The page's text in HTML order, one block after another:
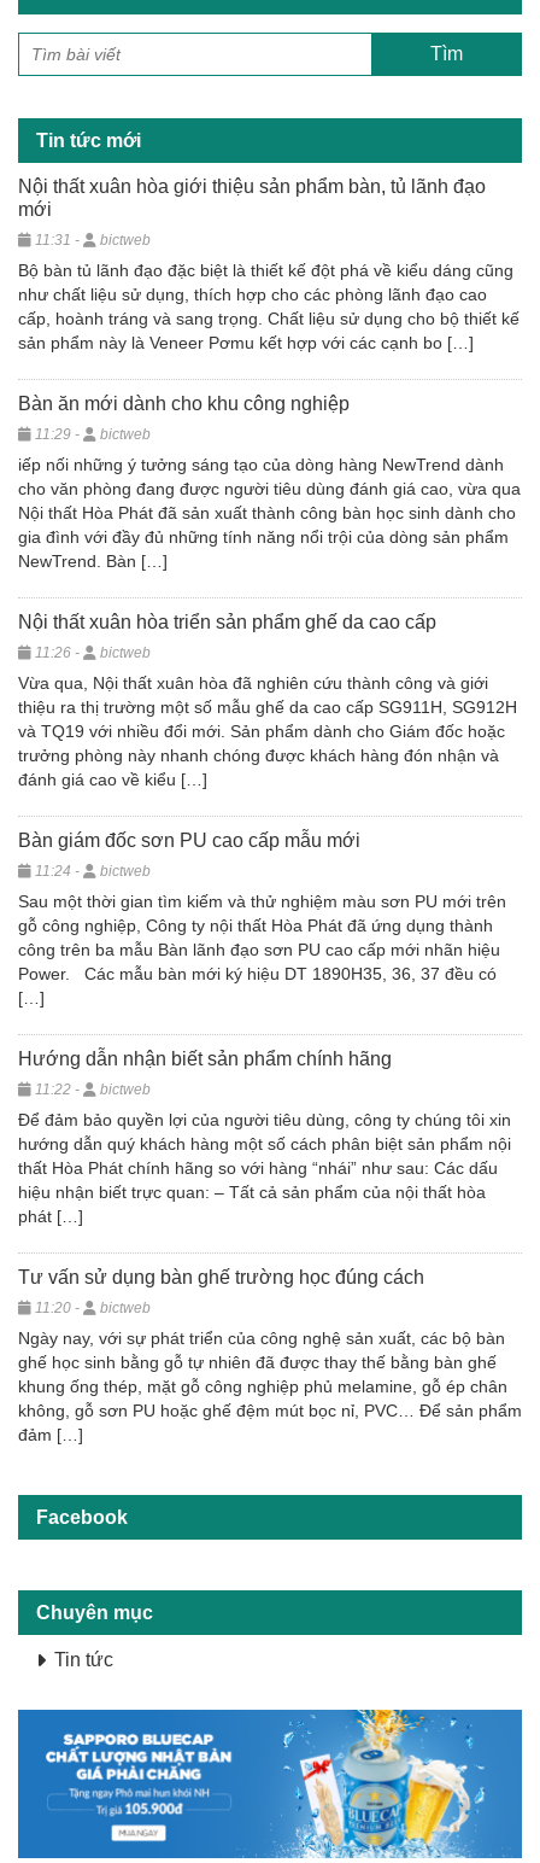
Tin tức mới
Nội thất xuân hòa giới thiệu sản phẩm bàn, tủ lãnh đạo
mới
11:31 - bictweb
Bộ bàn tủ lãnh đạo đặc biệt là thiết kế đột phá về kiểu dáng cũng
như chất liệu sử dụng, thích hợp cho các phòng lãnh đạo cao
cấp, hoành tráng và sang trọng. Chất liệu sử dụng cho bộ thiết kế
sản phẩm này là Veneer Pơmu kết hợp với các cạnh bo […]
Bàn ăn mới dành cho khu công nghiệp
11:29 - bictweb
iếp nối những ý tưởng sáng tạo của dòng hàng NewTrend dành
cho văn phòng đang được người tiêu dùng đánh giá cao, vừa qua
Nội thất Hòa Phát đã sản xuất thành công bàn học sinh dành cho
gia đình với đầy đủ những tính năng nổi trội của dòng sản phẩm
NewTrend. Bàn […]
Nội thất xuân hòa triển sản phẩm ghế da cao cấp
11:26 - bictweb
Vừa qua, Nội thất xuân hòa đã nghiên cứu thành công và giới
thiệu ra thị trường một số mẫu ghế da cao cấp SG911H, SG912H
và TQ19 với nhiều đổi mới. Sản phẩm dành cho Giám đốc hoặc
trưởng phòng này nhanh chóng được khách hàng đón nhận và
đánh giá cao về kiểu […]
Bàn giám đốc sơn PU cao cấp mẫu mới
11:24 - bictweb
Sau một thời gian tìm kiếm và thử nghiệm màu sơn PU mới trên
gỗ công nghiệp, Công ty nội thất Hòa Phát đã ứng dụng thành
công trên ba mẫu Bàn lãnh đạo sơn PU cao cấp mới nhãn hiệu
Power. Các mẫu bàn mới ký hiệu DT 1890H35, 36, 37 đều có
[…]
Hướng dẫn nhận biết sản phẩm chính hãng
11:22 - bictweb
Để đảm bảo quyền lợi của người tiêu dùng, công ty chúng tôi xin
hướng dẫn quý khách hàng một số cách phân biệt sản phẩm nội
thất Hòa Phát chính hãng so với hàng “nhái” như sau: Các dấu
hiệu nhận biết trực quan: – Tất cả sản phẩm của nội thất hòa
phát […]
Tư vấn sử dụng bàn ghế trường học đúng cách
11:20 - bictweb
Ngày nay, với sự phát triển của công nghệ sản xuất, các bộ bàn
ghế học sinh bằng gỗ tự nhiên đã được thay thế bằng bàn ghế
khung ống thép, mặt gỗ công nghiệp phủ melamine, gỗ ép chân
không, gỗ sơn PU hoặc ghế đệm mút bọc nỉ, PVC… Để sản phẩm
đảm […]
Facebook
Chuyên mục
Tin tức